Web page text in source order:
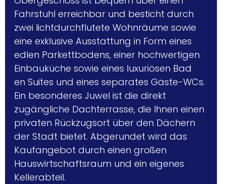
Fahrstuhl erreichbar und besticht durch
zwei lichtdurchflutete Wohnräume sowie
eine exklusive Ausstattung in Form eines
edlen Parkettbodens, einer hochwertigen
Einbauküche sowie eines luxuriösen Bad
en Suites und eines separates Gäste-WCs.
Ein besonderes Juwel ist die direkt
zugängliche Dachterrasse, die Ihnen einen
privaten Rückzugsort über den Dächern
der Stadt bietet. Abgerundet wird das
Kaufangebot durch einen großen
Hauswirtschaftsraum und ein eigenes
Kellerabteil.